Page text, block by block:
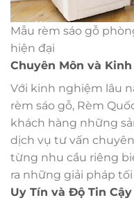
Mẫu rèm sáo gỗ
hiện đại
Chuyên Môn và
Với kinh nghiệm lâu
rèm sáo gỗ, Rèm
khách hàng những
dịch vụ tư vấn
từng nhu cầu riêng
ra những giải pháp
Uy Tín và Độ Tin Cậy